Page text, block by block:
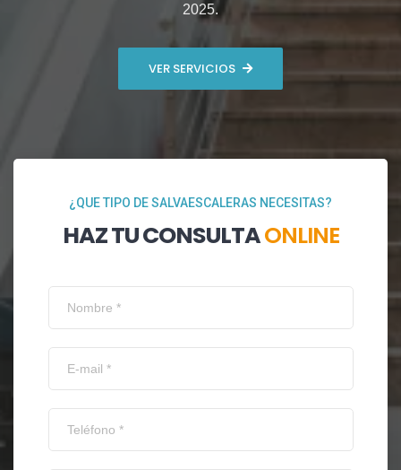
2025.
VER SERVICIOS
¿QUE TIPO DE SALVAESCALERAS NECESITAS?
HAZ TU CONSULTAONLINE